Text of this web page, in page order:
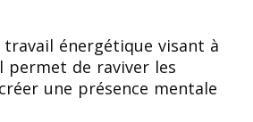
travail énergétique visant à
permet de raviver les
une présence mentale